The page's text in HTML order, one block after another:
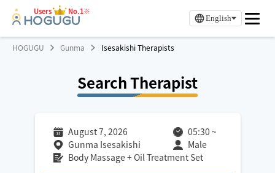
Users No.1※
English
HOGUGU Gunma Isesakishi Therapists
Search Therapist
August 7, 2026 05:30 ~
Gunma Isesakishi
Male
Body Massage + Oil Treatment Set